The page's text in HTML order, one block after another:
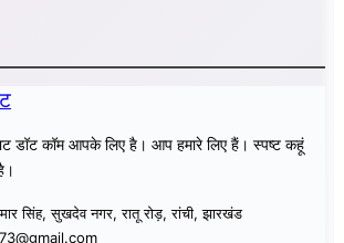
डॉट कॉम आपके लिए है। आप हमारे लिए हैं। स्पष्ट कहूं
सिंह, सुखदेव नगर, रातू रोड़, रांची, झारखंड